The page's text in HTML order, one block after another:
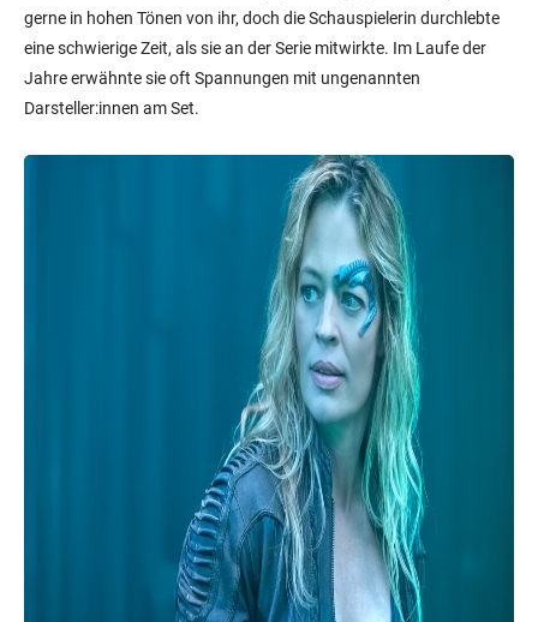
gerne in hohen Tönen von ihr, doch die Schauspielerin durchlebte
eine schwierige Zeit, als sie an der Serie mitwirkte. Im Laufe der
Jahre erwähnte sie oft Spannungen mit ungenannten
Darsteller:innen am Set.